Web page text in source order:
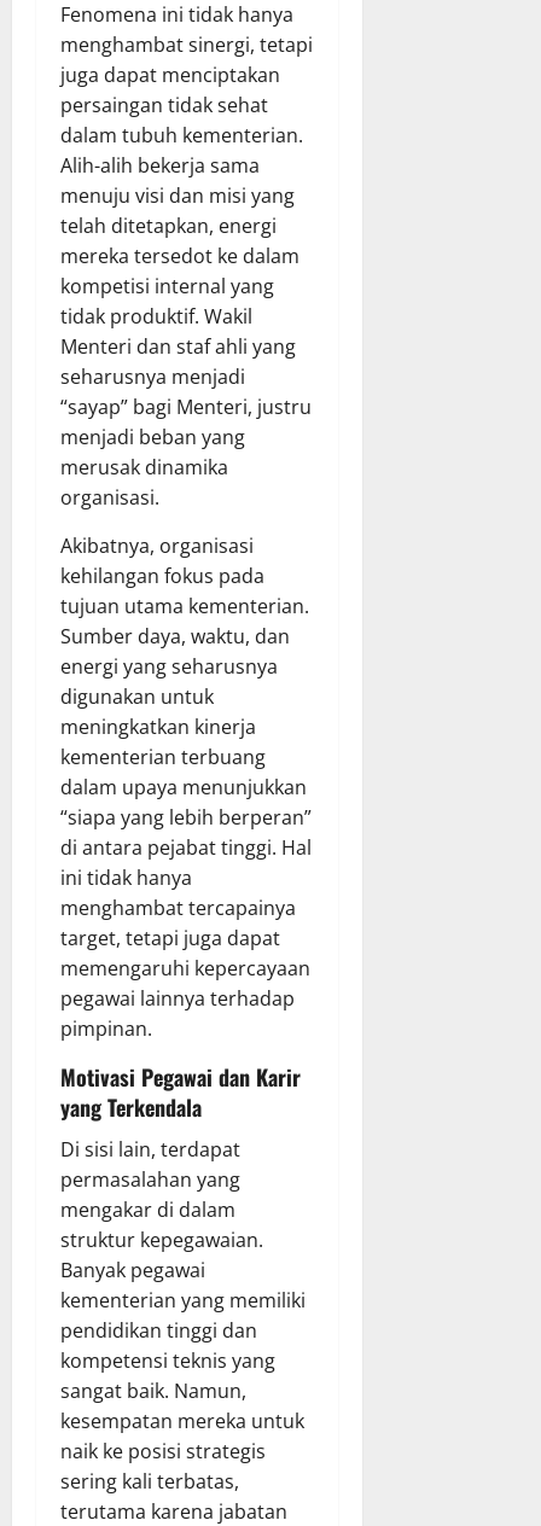
Fenomena ini tidak hanya
menghambat sinergi, tetapi
juga dapat menciptakan
persaingan tidak sehat
dalam tubuh kementerian.
Alih-alih bekerja sama
menuju visi dan misi yang
telah ditetapkan, energi
mereka tersedot ke dalam
kompetisi internal yang
tidak produktif. Wakil
Menteri dan staf ahli yang
seharusnya menjadi
“sayap” bagi Menteri, justru
menjadi beban yang
merusak dinamika
organisasi.
Akibatnya, organisasi
kehilangan fokus pada
tujuan utama kementerian.
Sumber daya, waktu, dan
energi yang seharusnya
digunakan untuk
meningkatkan kinerja
kementerian terbuang
dalam upaya menunjukkan
“siapa yang lebih berperan”
di antara pejabat tinggi. Hal
ini tidak hanya
menghambat tercapainya
target, tetapi juga dapat
memengaruhi kepercayaan
pegawai lainnya terhadap
pimpinan.
Motivasi Pegawai dan Karir
yang Terkendala
Di sisi lain, terdapat
permasalahan yang
mengakar di dalam
struktur kepegawaian.
Banyak pegawai
kementerian yang memiliki
pendidikan tinggi dan
kompetensi teknis yang
sangat baik. Namun,
kesempatan mereka untuk
naik ke posisi strategis
sering kali terbatas,
terutama karena jabatan